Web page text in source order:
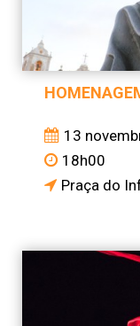
13
18h00
Praça do